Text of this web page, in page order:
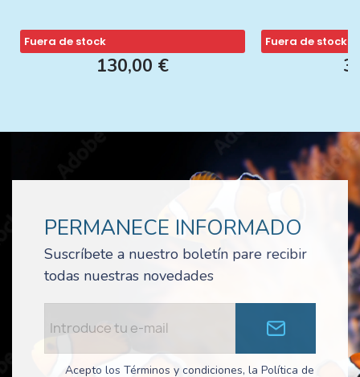
Fuera de stock
130,00 €
Fuera de stock
PERMANECE INFORMADO
Suscríbete a nuestro boletín pare recibir
todas nuestras novedades
Acepto los Términos y condiciones, la Política de